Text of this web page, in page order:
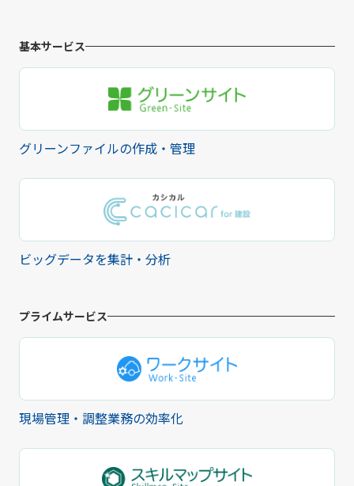
基本サービス
グリーンファイルの作成・管理
ビッグデータを集計・分析
プライムサービス
現場管理・調整業務の効率化